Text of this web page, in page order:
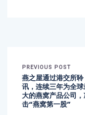
PREVIOUS POST
燕之屋通过港交所聆
讯，连续三年为全
大的燕窝产品公司
击“燕窝第一股”